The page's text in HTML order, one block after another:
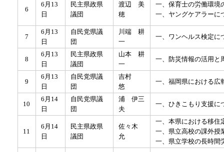
6
6月13
日
民主県政県
議団
渡辺 美
穂
一、保育士の労働環境
一、ヤングケアラーに
7
6月13
日
自民党県議
団
川端 耕
一
一、ワンヘルス検定に
8
6月13
日
民主県政県
議団
山本 耕
一
一、防災情報の活用と
9
6月13
日
自民党県議
団
吉村
悠
一、福岡県における広
10
6月14
日
自民党県議
団
浦 伊三
夫
一、ひきこもり支援に
11
6月14
日
民主県政県
議団
佐々木
允
一、本県における移住
一、県立高校の課外授
一、県立学校の長時間